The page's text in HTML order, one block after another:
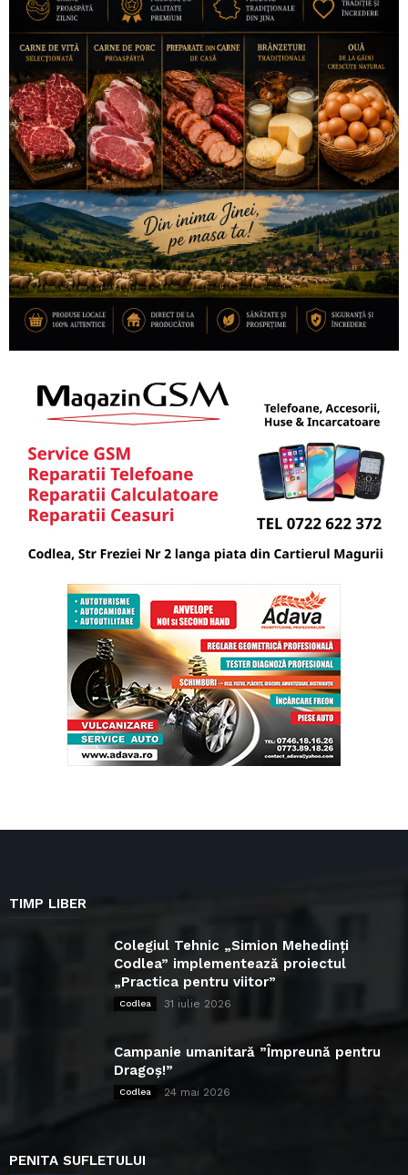
TIMP LIBER
Colegiul Tehnic „Simion Mehedinți
Codlea” implementează proiectul
„Practica pentru viitor”
Codlea 31 iulie 2026
Campanie umanitară ”Împreună pentru
Dragoș!”
Codlea 24 mai 2026
PENITA SUFLETULUI